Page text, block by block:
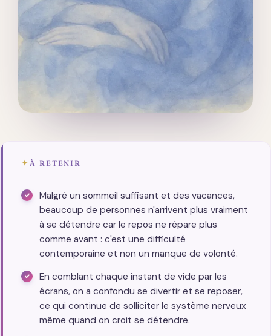
✦ À RETENIR
Malgré un sommeil suffisant et des vacances,
beaucoup de personnes n'arrivent plus vraiment
à se détendre car le repos ne répare plus
comme avant : c'est une difficulté
contemporaine et non un manque de volonté.
En comblant chaque instant de vide par les
écrans, on a confondu se divertir et se reposer,
ce qui continue de solliciter le système nerveux
même quand on croit se détendre.